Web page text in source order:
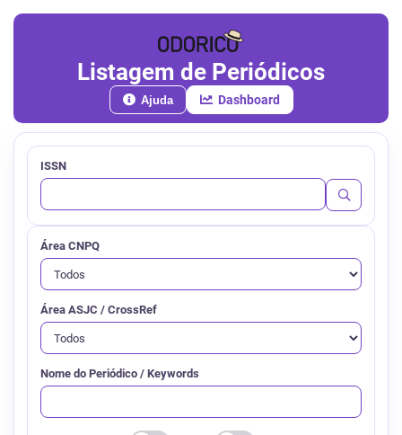
Listagem de Periódicos
Ajuda Dashboard
ISSN
Área CNPQ
Área ASJC / CrossRef
Nome do Periódico / Keywords